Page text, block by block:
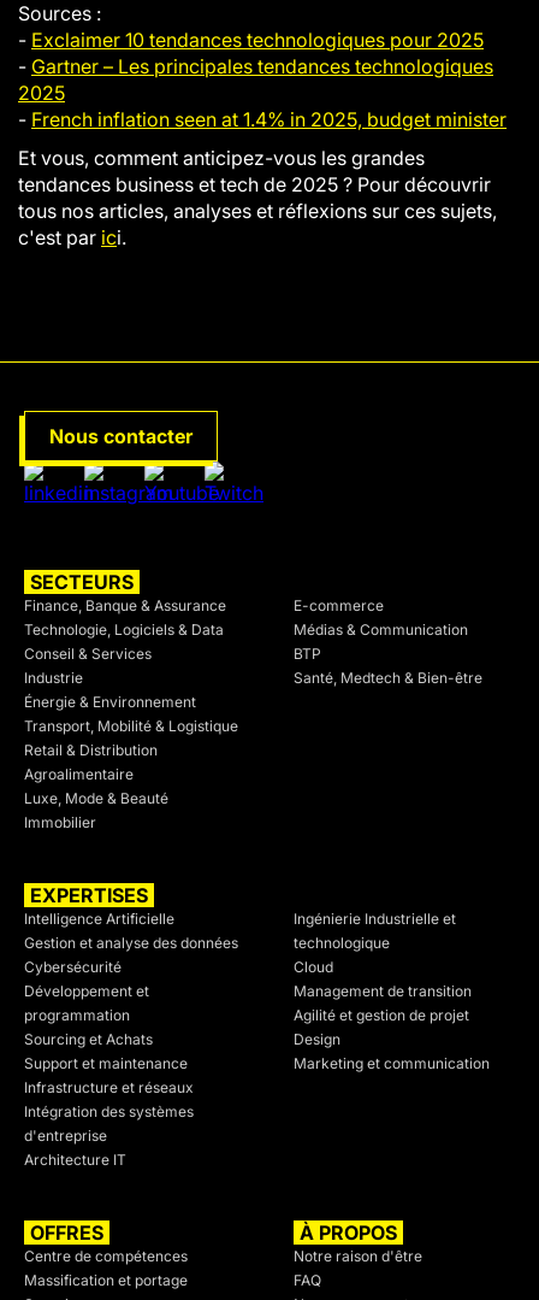
Sources :
- Exclaimer 10 tendances technologiques pour 2025
- Gartner – Les principales tendances technologiques
2025
- French inflation seen at 1.4% in 2025, budget minister
Et vous, comment anticipez-vous les grandes
tendances business et tech de 2025 ? Pour découvrir
tous nos articles, analyses et réflexions sur ces sujets,
c'est par ici.
SECTEURS
Finance, Banque & Assurance
Technologie, Logiciels & Data
Conseil & Services
Industrie
Énergie & Environnement
Transport, Mobilité & Logistique
Retail & Distribution
Agroalimentaire
Luxe, Mode & Beauté
Immobilier
E-commerce
Médias & Communication
BTP
Santé, Medtech & Bien-être
EXPERTISES
Intelligence Artificielle
Gestion et analyse des données
Cybersécurité
Développement et
programmation
Sourcing et Achats
Support et maintenance
Infrastructure et réseaux
Intégration des systèmes
d'entreprise
Architecture IT
Ingénierie Industrielle et
technologique
Cloud
Management de transition
Agilité et gestion de projet
Design
Marketing et communication
Nous contacter
OFFRES
Centre de compétences
Massification et portage
À PROPOS
Notre raison d'être
FAQ